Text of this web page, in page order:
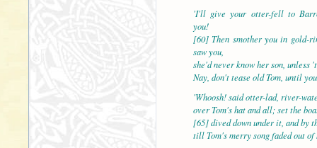
'I'll give your otter-fell to
you!
[60] Then smother you in gold-
saw you,
she'd never know her son, unless
Nay, don't tease old Tom, until
'Whoosh! said otter-lad, river-
over Tom's hat and all; set the
[65] dived down under it, and by
till Tom's merry song faded out of